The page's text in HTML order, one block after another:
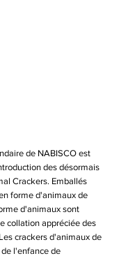
de NABISCO est
des désormais
Crackers. Emballés
forme d'animaux de
d'animaux sont
collation appréciée des
crackers d'animaux de
l'enfance de